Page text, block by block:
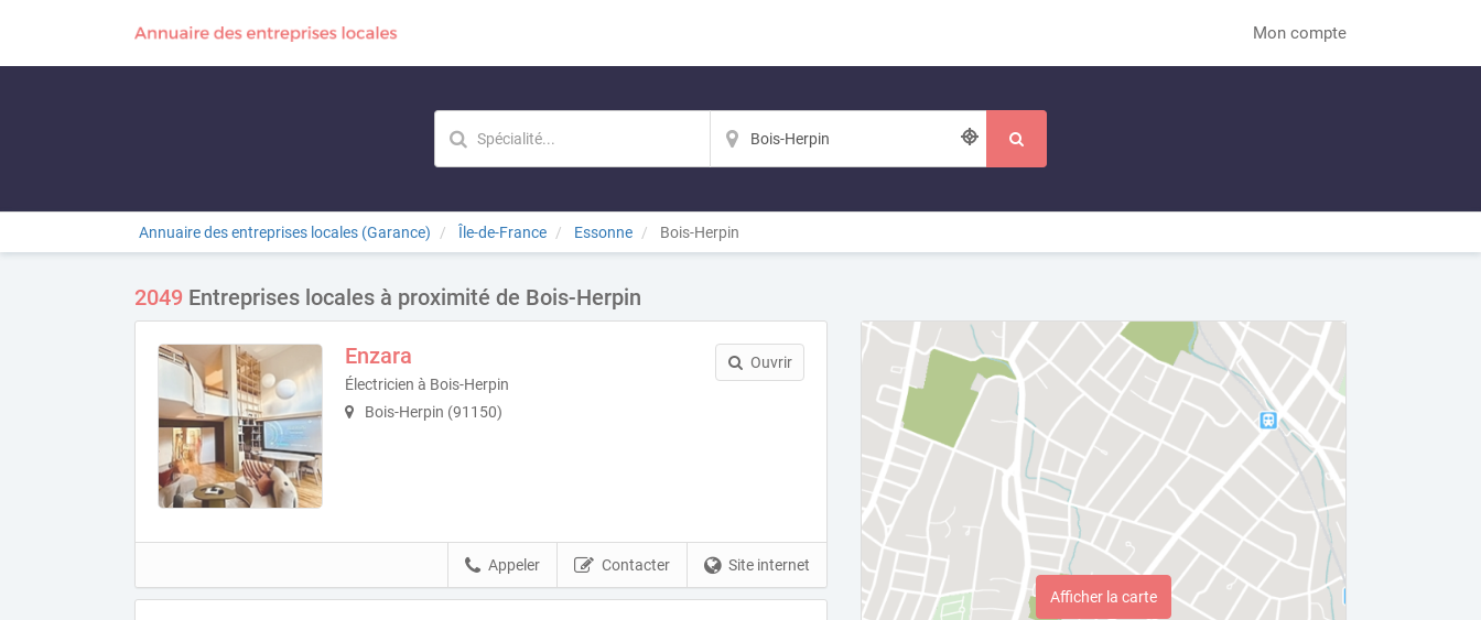
Mon compte
Annuaire des entreprises locales (Garance) Île-de-France Essonne Bois-Herpin
2049 Entreprises locales à proximité de Bois-Herpin
Enzara
Électricien à Bois-Herpin
Bois-Herpin (91150)
Ouvrir
Site internet
Contacter
Appeler
Afficher la carte